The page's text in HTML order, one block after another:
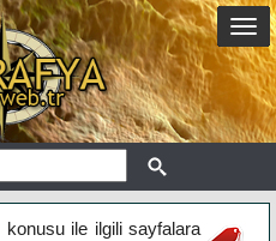
konusu ile ilgili sayfalara